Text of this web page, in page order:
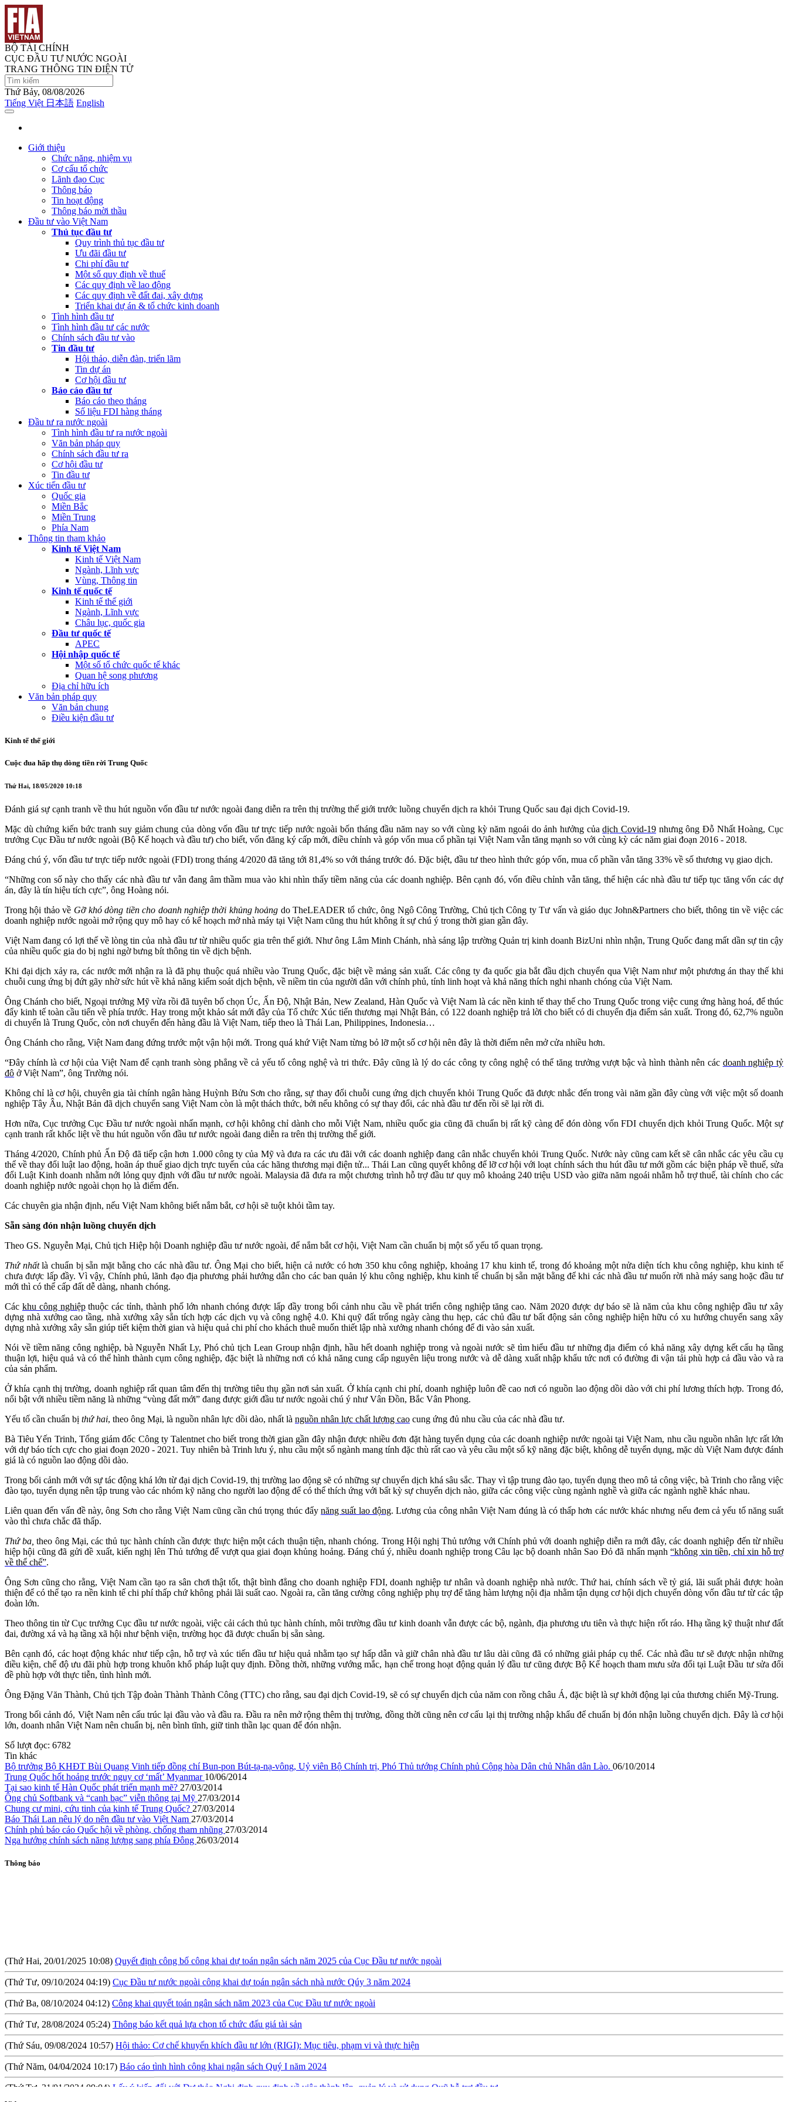
BỘ TÀI CHÍNH
CỤC ĐẦU TƯ NƯỚC NGOÀI
TRANG THÔNG TIN ĐIỆN TỬ
Thứ Bảy, 08/08/2026
Tiếng Việt 日本語 English
Giới thiệu
Chức năng, nhiệm vụ
Cơ cấu tổ chức
Lãnh đạo Cục
Thông báo
Tin hoạt động
Thông báo mời thầu
Đầu tư vào Việt Nam
Thủ tục đầu tư
Quy trình thủ tục đầu tư
Ưu đãi đầu tư
Chi phí đầu tư
Một số quy định về thuế
Các quy định về lao động
Các quy định về đất đai, xây dựng
Triển khai dự án & tổ chức kinh doanh
Tình hình đầu tư
Tình hình đầu tư các nước
Chính sách đầu tư vào
Tin đầu tư
Hội thảo, diễn đàn, triển lãm
Tin dự án
Cơ hội đầu tư
Báo cáo đầu tư
Báo cáo theo tháng
Số liệu FDI hàng tháng
Đầu tư ra nước ngoài
Tình hình đầu tư ra nước ngoài
Văn bản pháp quy
Chính sách đầu tư ra
Cơ hội đầu tư
Tin đầu tư
Xúc tiến đầu tư
Quốc gia
Miền Bắc
Miền Trung
Phía Nam
Thông tin tham khảo
Kinh tế Việt Nam
Kinh tế Việt Nam
Ngành, Lĩnh vực
Vùng, Thông tin
Kinh tế quốc tế
Kinh tế thế giới
Ngành, Lĩnh vực
Châu lục, quốc gia
Đầu tư quốc tế
APEC
Hội nhập quốc tế
Một số tổ chức quốc tế khác
Quan hệ song phương
Địa chỉ hữu ích
Văn bản pháp quy
Văn bản chung
Điều kiện đầu tư
Kinh tế thế giới
Cuộc đua hấp thụ dòng tiền rời Trung Quốc
Thứ Hai, 18/05/2020 10:18
Đánh giá sự cạnh tranh về thu hút nguồn vốn đầu tư nước ngoài đang diễn ra trên thị trường thế giới trước luồng chuyển dịch ra khỏi Trung Quốc sau đại dịch Covid-19.
Mặc dù chứng kiến bức tranh suy giảm chung của dòng vốn đầu tư trực tiếp nước ngoài bốn tháng đầu năm nay so với cùng kỳ năm ngoái do ảnh hưởng củadịch Covid-19nhưng ông Đỗ Nhất Hoàng, Cục
trưởng Cục Đầu tư nước ngoài (Bộ Kế hoạch và đầu tư) cho biết, vốn đăng ký cấp mới, điều chỉnh và góp vốn mua cổ phần tại Việt Nam vẫn tăng mạnh so với cùng kỳ các năm giai đoạn 2016 - 2018.
Đáng chú ý, vốn đầu tư trực tiếp nước ngoài (FDI) trong tháng 4/2020 đã tăng tới 81,4% so với tháng trước đó. Đặc biệt, đầu tư theo hình thức góp vốn, mua cổ phần vẫn tăng 33% về số thương vụ giao dịch.
“Những con số này cho thấy các nhà đầu tư vẫn đang âm thầm mua vào khi nhìn thấy tiềm năng của các doanh nghiệp. Bên cạnh đó, vốn điều chỉnh vẫn tăng, thể hiện các nhà đầu tư tiếp tục tăng vốn các dự
án, đây là tín hiệu tích cực”, ông Hoàng nói.
Trong hội thảo về Gỡ khó dòng tiền cho doanh nghiệp thời khủng hoảng do TheLEADER tổ chức, ông Ngô Công Trường, Chủ tịch Công ty Tư vấn và giáo dục John&Partners cho biết, thông tin về việc các
doanh nghiệp nước ngoài mở rộng quy mô hay có kế hoạch mở nhà máy tại Việt Nam cũng thu hút không ít sự chú ý trong thời gian gần đây.
Việt Nam đang có lợi thế về lòng tin của nhà đầu tư từ nhiều quốc gia trên thế giới. Như ông Lâm Minh Chánh, nhà sáng lập trường Quản trị kinh doanh BizUni nhìn nhận, Trung Quốc đang mất dần sự tin cậy
của nhiều quốc gia do bị nghi ngờ bưng bít thông tin về dịch bệnh.
Khi đại dịch xảy ra, các nước mới nhận ra là đã phụ thuộc quá nhiều vào Trung Quốc, đặc biệt về mảng sản xuất. Các công ty đa quốc gia bắt đầu dịch chuyển qua Việt Nam như một phương án thay thế khi
chuỗi cung ứng bị đứt gãy nhờ sức hút về khả năng kiểm soát dịch bệnh, về niềm tin của người dân với chính phủ, tính linh hoạt và khả năng thích nghi nhanh chóng của Việt Nam.
Ông Chánh cho biết, Ngoại trưởng Mỹ vừa rồi đã tuyên bố chọn Úc, Ấn Độ, Nhật Bản, New Zealand, Hàn Quốc và Việt Nam là các nền kinh tế thay thế cho Trung Quốc trong việc cung ứng hàng hoá, để thúc
đẩy kinh tế toàn cầu tiến về phía trước. Hay trong một khảo sát mới đây của Tổ chức Xúc tiến thương mại Nhật Bản, có 122 doanh nghiệp trả lời cho biết có di chuyển địa điểm sản xuất. Trong đó, 62,7% nguồn
di chuyển là Trung Quốc, còn nơi chuyển đến hàng đầu là Việt Nam, tiếp theo là Thái Lan, Philippines, Indonesia…
Ông Chánh cho rằng, Việt Nam đang đứng trước một vận hội mới. Trong quá khứ Việt Nam từng bỏ lỡ một số cơ hội nên đây là thời điểm nên mở cửa nhiều hơn.
“Đây chính là cơ hội của Việt Nam để cạnh tranh sòng phẳng về cả yếu tố công nghệ và tri thức. Đây cũng là lý do các công ty công nghệ có thể tăng trưởng vượt bậc và hình thành nên các doanh nghiệp tỷ
đô ở Việt Nam”, ông Trường nói.
Không chỉ là cơ hội, chuyên gia tài chính ngân hàng Huỳnh Bửu Sơn cho rằng, sự thay đổi chuỗi cung ứng dịch chuyển khỏi Trung Quốc đã được nhắc đến trong vài năm gần đây cùng với việc một số doanh
nghiệp Tây Âu, Nhật Bản đã dịch chuyển sang Việt Nam còn là một thách thức, bởi nếu không có sự thay đổi, các nhà đầu tư đến rồi sẽ lại rời đi.
Hơn nữa, Cục trưởng Cục Đầu tư nước ngoài nhấn mạnh, cơ hội không chỉ dành cho mỗi Việt Nam, nhiều quốc gia cũng đã chuẩn bị rất kỹ càng để đón dòng vốn FDI chuyển dịch khỏi Trung Quốc. Một sự
cạnh tranh rất khốc liệt về thu hút nguồn vốn đầu tư nước ngoài đang diễn ra trên thị trường thế giới.
Tháng 4/2020, Chính phủ Ấn Độ đã tiếp cận hơn 1.000 công ty của Mỹ và đưa ra các ưu đãi với các doanh nghiệp đang cân nhắc chuyển khỏi Trung Quốc. Nước này cũng cam kết sẽ cân nhắc các yêu cầu cụ
thể về thay đổi luật lao động, hoãn áp thuế giao dịch trực tuyến của các hãng thương mại điện tử... Thái Lan cũng quyết không để lỡ cơ hội với loạt chính sách thu hút đầu tư mới gồm các biện pháp về thuế, sửa
đổi Luật Kinh doanh nhằm nới lỏng quy định với đầu tư nước ngoài. Malaysia đã đưa ra một chương trình hỗ trợ đầu tư quy mô khoảng 240 triệu USD vào giữa năm ngoái nhằm hỗ trợ thuế, tài chính cho các
doanh nghiệp nước ngoài chọn họ là điểm đến.
Các chuyên gia nhận định, nếu Việt Nam không biết nắm bắt, cơ hội sẽ tuột khỏi tầm tay.
Sẵn sàng đón nhận luồng chuyển dịch
Theo GS. Nguyễn Mại, Chủ tịch Hiệp hội Doanh nghiệp đầu tư nước ngoài, để nắm bắt cơ hội, Việt Nam cần chuẩn bị một số yếu tố quan trọng.
Thứ nhấtlà chuẩn bị sẵn mặt bằng cho các nhà đầu tư. Ông Mại cho biết, hiện cả nước có hơn 350 khu công nghiệp, khoảng 17 khu kinh tế, trong đó khoảng một nửa diện tích khu công nghiệp, khu kinh tế
chưa được lấp đầy. Vì vậy, Chính phủ, lãnh đạo địa phương phải hướng dẫn cho các ban quản lý khu công nghiệp, khu kinh tế chuẩn bị sẵn mặt bằng để khi các nhà đầu tư muốn rời nhà máy sang hoặc đầu tư
mới thì có thể cấp đất dễ dàng, nhanh chóng.
Các khu công nghiệpthuộc các tỉnh, thành phố lớn nhanh chóng được lấp đầy trong bối cảnh nhu cầu về phát triển công nghiệp tăng cao. Năm 2020 được dự báo sẽ là năm của khu công nghiệp đầu tư xây
dựng nhà xưởng cao tầng, nhà xưởng xây sẵn tích hợp các dịch vụ và công nghệ 4.0. Khi quỹ đất trống ngày càng thu hẹp, các chủ đầu tư bất động sản công nghiệp hiện hữu có xu hướng chuyển sang xây
dựng nhà xưởng xây sẵn giúp tiết kiệm thời gian và hiệu quả chi phí cho khách thuê muốn thiết lập nhà xưởng nhanh chóng để đi vào sản xuất.
Nói về tiềm năng công nghiệp, bà Nguyễn Nhất Ly, Phó chủ tịch Lean Group nhận định, hầu hết doanh nghiệp trong và ngoài nước sẽ tìm hiểu đầu tư những địa điểm có khả năng xây dựng kết cấu hạ tầng
thuận lợi, hiệu quả và có thể hình thành cụm công nghiệp, đặc biệt là những nơi có khả năng cung cấp nguyên liệu trong nước và dễ dàng xuất nhập khẩu tức nơi có đường đi vận tải phù hợp cả đầu vào và ra
của sản phẩm.
Ở khía cạnh thị trường, doanh nghiệp rất quan tâm đến thị trường tiêu thụ gần nơi sản xuất. Ở khía cạnh chi phí, doanh nghiệp luôn đề cao nơi có nguồn lao động dồi dào với chi phí lương thích hợp. Trong đó,
nổi bật với nhiều tiềm năng là những “vùng đất mới” đang được giới đầu tư nước ngoài chú ý như Vân Đồn, Bắc Vân Phong.
Yếu tố cần chuẩn bị thứ hai, theo ông Mại, là nguồn nhân lực dồi dào, nhất là nguồn nhân lực chất lượng cao cung ứng đủ nhu cầu của các nhà đầu tư.
Bà Tiêu Yến Trinh, Tổng giám đốc Công ty Talentnet cho biết trong thời gian gần đây nhận được nhiều đơn đặt hàng tuyển dụng của các doanh nghiệp nước ngoài tại Việt Nam, nhu cầu nguồn nhân lực rất lớn
với dự báo tích cực cho giai đoạn 2020 - 2021. Tuy nhiên bà Trinh lưu ý, nhu cầu một số ngành mang tính đặc thù rất cao và yêu cầu một số kỹ năng đặc biệt, không dễ tuyển dụng, mặc dù Việt Nam được đánh
giá là có nguồn lao động dồi dào.
Trong bối cảnh mới với sự tác động khá lớn từ đại dịch Covid-19, thị trường lao động sẽ có những sự chuyển dịch khá sâu sắc. Thay vì tập trung đào tạo, tuyển dụng theo mô tả công việc, bà Trinh cho rằng việc
đào tạo, tuyển dụng nên tập trung vào các nhóm kỹ năng cho người lao động để có thể thích ứng với bất kỳ sự chuyển dịch nào, giữa các công việc cùng ngành nghề và giữa các ngành nghề khác nhau.
Liên quan đến vấn đề này, ông Sơn cho rằng Việt Nam cũng cần chú trọng thúc đẩynăng suất lao động. Lương của công nhân Việt Nam đúng là có thấp hơn các nước khác nhưng nếu đem cả yếu tố năng suất
vào thì chưa chắc đã thấp.
Thứ ba, theo ông Mại, các thủ tục hành chính cần được thực hiện một cách thuận tiện, nhanh chóng. Trong Hội nghị Thủ tướng với Chính phủ với doanh nghiệp diễn ra mới đây, các doanh nghiệp đến từ nhiều
hiệp hội cũng đã gửi đề xuất, kiến nghị lên Thủ tướng để vượt qua giai đoạn khủng hoảng. Đáng chú ý, nhiều doanh nghiệp trong Câu lạc bộ doanh nhân Sao Đỏ đã nhấn mạnh“không xin tiền, chỉ xin hỗ trợ
về thể chế”.
Ông Sơn cũng cho rằng, Việt Nam cần tạo ra sân chơi thật tốt, thật bình đẳng cho doanh nghiệp FDI, doanh nghiệp tư nhân và doanh nghiệp nhà nước. Thứ hai, chính sách về tỷ giá, lãi suất phải được hoàn
thiện để có thể tạo ra nền kinh tế chi phí thấp chứ không phải lãi suất cao. Ngoài ra, cần tăng cường công nghiệp phụ trợ để tăng hàm lượng nội địa nhằm tận dụng cơ hội dịch chuyển dòng vốn đầu tư từ các tập
đoàn lớn.
Theo thông tin từ Cục trưởng Cục đầu tư nước ngoài, việc cải cách thủ tục hành chính, môi trường đầu tư kinh doanh vẫn được các bộ, ngành, địa phương ưu tiên và thực hiện rốt ráo. Hhạ tầng kỹ thuật như đất
đai, đường xá và hạ tầng xã hội như bệnh viện, trường học đã được chuẩn bị sẵn sàng.
Bên cạnh đó, các hoạt động khác như tiếp cận, hỗ trợ và xúc tiến đầu tư hiệu quả nhằm tạo sự hấp dẫn và giữ chân nhà đầu tư lâu dài cũng đã có những giải pháp cụ thể. Các nhà đầu tư sẽ được nhận những
điều kiện, chế độ ưu đãi phù hợp trong khuôn khổ pháp luật quy định. Đồng thời, những vướng mắc, hạn chế trong hoạt động quản lý đầu tư cũng được Bộ Kế hoạch tham mưu sửa đổi tại Luật Đầu tư sửa đổi
đề phù hợp với thực tiễn, tình hình mới.
Ông Đặng Văn Thành, Chủ tịch Tập đoàn Thành Thành Công (TTC) cho rằng, sau đại dịch Covid-19, sẽ có sự chuyển dịch của năm con rồng châu Á, đặc biệt là sự khởi động lại của thương chiến Mỹ-Trung.
Trong bối cảnh đó, Việt Nam nên cấu trúc lại đầu vào và đầu ra. Đầu ra nên mở rộng thêm thị trường, đồng thời cũng nên cơ cấu lại thị trường nhập khẩu để chuẩn bị đón nhận luồng chuyển dịch. Đây là cơ hội
lớn, doanh nhân Việt Nam nên chuẩn bị, nên bình tĩnh, giữ tinh thần lạc quan để đón nhận.
Số lượt đọc: 6782
Tin khác
Bộ trưởng Bộ KHĐT Bùi Quang Vinh tiếp đồng chí Bun-pon Bút-tạ-nạ-vông, Uỷ viên Bộ Chính trị, Phó Thủ tướng Chính phủ Cộng hòa Dân chủ Nhân dân Lào. 06/10/2014
Trung Quốc hốt hoảng trước nguy cơ ‘mất’ Myanmar 10/06/2014
Tại sao kinh tế Hàn Quốc phát triển mạnh mẽ? 27/03/2014
Ông chủ Softbank và “canh bạc” viễn thông tại Mỹ 27/03/2014
Chung cư mini, cứu tinh của kinh tế Trung Quốc? 27/03/2014
Báo Thái Lan nêu lý do nên đầu tư vào Việt Nam 27/03/2014
Chính phủ báo cáo Quốc hội về phòng, chống tham nhũng 27/03/2014
Nga hướng chính sách năng lượng sang phía Đông 26/03/2014
Thông báo
(Thứ Tư, 09/10/2024 04:19) Cục Đầu tư nước ngoài công khai dự toán ngân sách nhà nước Qúy 3 năm 2024
(Thứ Ba, 08/10/2024 04:12) Công khai quyết toán ngân sách năm 2023 của Cục Đầu tư nước ngoài
(Thứ Tư, 28/08/2024 05:24)Thông báo kết quả lựa chọn tổ chức đấu giá tài sản
(Thứ Sáu, 09/08/2024 10:57)Hội thảo: Cơ chế khuyến khích đầu tư lớn (RIGI): Mục tiêu, phạm vi và thực hiện
(Thứ Năm, 04/04/2024 10:17)Báo cáo tình hình công khai ngân sách Quý I năm 2024
(Thứ Tư, 31/01/2024 09:04)Lấy ý kiến đối với Dự thảo Nghị định quy định về việc thành lập, quản lý và sử dụng Quỹ hỗ trợ đầu tư
(Thứ Hai, 09/10/2023 03:45)Quyết định về việc công bố công khai quyết toán ngân sách năm 2022 của Cục Đầu tư nước ngoài